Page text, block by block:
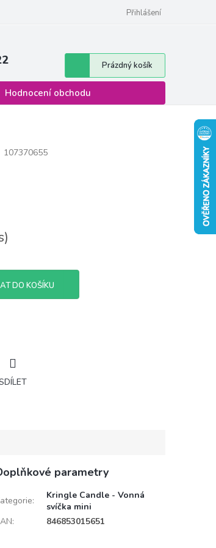
Formulář pro odstoupení od smlouvy
Přihlášení
Nákupní
košík
Prázdný košík
Hodnocení obchodu
107370655
DO KOŠÍKU
parametry
:
Kringle Candle - Vonná
svíčka mini
: 846853015651